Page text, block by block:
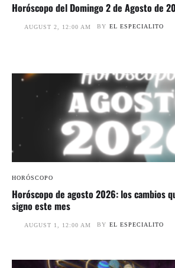
Horóscopo del Domingo 2 de Agosto de
AUGUST 2, 12:00 AM BY EL ESPECIALITO
HORÓSCOPO
Horóscopo de agosto 2026: los cambios
signo este mes
AUGUST 1, 12:00 AM BY EL ESPECIALITO